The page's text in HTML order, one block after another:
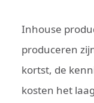
Inhouse
produceren
kortst, de
kosten het